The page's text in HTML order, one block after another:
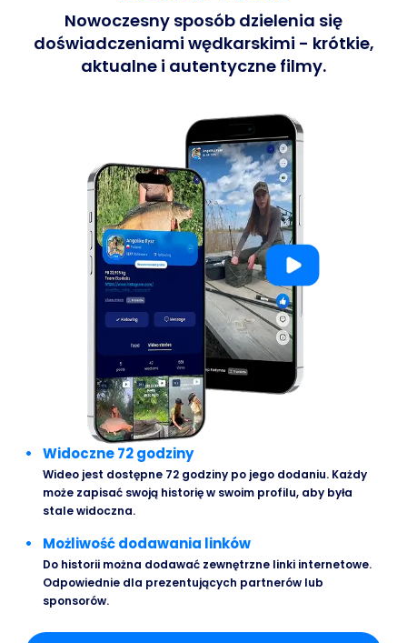
Nowoczesny sposób dzielenia się
doświadczeniami wędkarskimi - krótkie,
aktualne i autentyczne filmy.
Widoczne 72 godziny
Wideo jest dostępne 72 godziny po jego dodaniu. Każdy
może zapisać swoją historię w swoim profilu, aby była
stale widoczna.
Możliwość dodawania linków
Do historii można dodawać zewnętrzne linki internetowe.
Odpowiednie dla prezentujących partnerów lub
sponsorów.